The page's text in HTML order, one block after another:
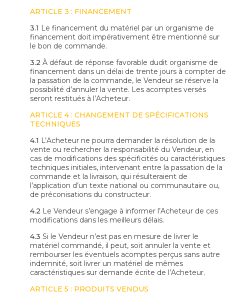
ARTICLE 3 : FINANCEMENT
3.1 Le financement du matériel par un organisme de
financement doit impérativement être mentionné sur
le bon de commande.
3.2 À défaut de réponse favorable dudit organisme de
financement dans un délai de trente jours à compter de
la passation de la commande, le Vendeur se réserve la
possibilité d’annuler la vente. Les acomptes versés
seront restitués à l’Acheteur.
ARTICLE 4 : CHANGEMENT DE SPÉCIFICATIONS
TECHNIQUES
4.1 L’Acheteur ne pourra demander la résolution de la
vente ou rechercher la responsabilité du Vendeur, en
cas de modifications des spécificités ou caractéristiques
techniques initiales, intervenant entre la passation de la
commande et la livraison, qui résulteraient de
l’application d’un texte national ou communautaire ou,
de préconisations du constructeur.
4.2 Le Vendeur s’engage à informer l’Acheteur de ces
modifications dans les meilleurs délais.
4.3 Si le Vendeur n’est pas en mesure de livrer le
matériel commandé, il peut, soit annuler la vente et
rembourser les éventuels acomptes perçus sans autre
indemnité, soit livrer un matériel de mêmes
caractéristiques sur demande écrite de l’Acheteur.
ARTICLE 5 : PRODUITS VENDUS